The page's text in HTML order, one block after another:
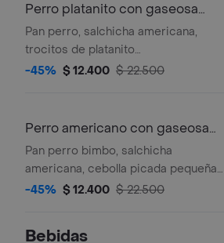
Perro platanito con gaseosa
400ml
Pan perro, salchicha americana,
trocitos de platanito
crujientes,cebolla caramelizada,
-45% $ 12.400 $ 22.500
Perro americano con gaseosa
400ml
Pan perro bimbo, salchicha
americana, cebolla picada pequeña
en cubos, pepinillos premiun, queso
-45% $ 12.400 $ 22.500
Bebidas